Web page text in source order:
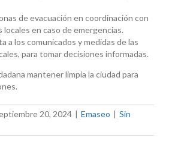
de evacuación en coordinación con
locales en caso de emergencias.
a los comunicados y medidas de las
para tomar decisiones informadas.
mantener limpia la ciudad para
20, 2024 | Emaseo | Sin